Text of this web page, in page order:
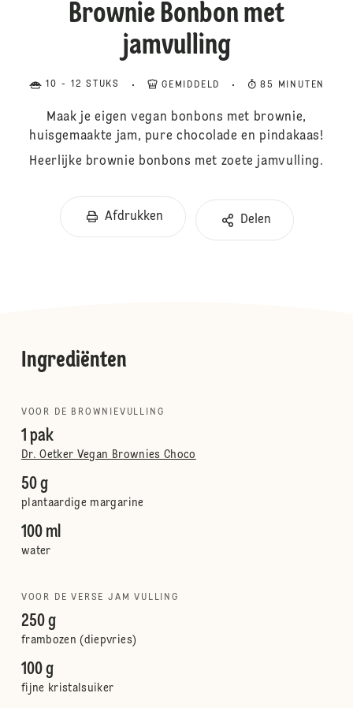
Brownie Bonbon met
jamvulling
10 - 12 STUKS GEMIDDELD 85 MINUTEN
Maak je eigen vegan bonbons met brownie,
huisgemaakte jam, pure chocolade en pindakaas!
Heerlijke brownie bonbons met zoete jamvulling.
Afdrukken Delen
Ingrediënten
VOOR DE BROWNIEVULLING
1 pak
Dr. Oetker Vegan Brownies Choco
50 g
plantaardige margarine
100 ml
water
VOOR DE VERSE JAM VULLING
250 g
frambozen (diepvries)
100 g
fijne kristalsuiker